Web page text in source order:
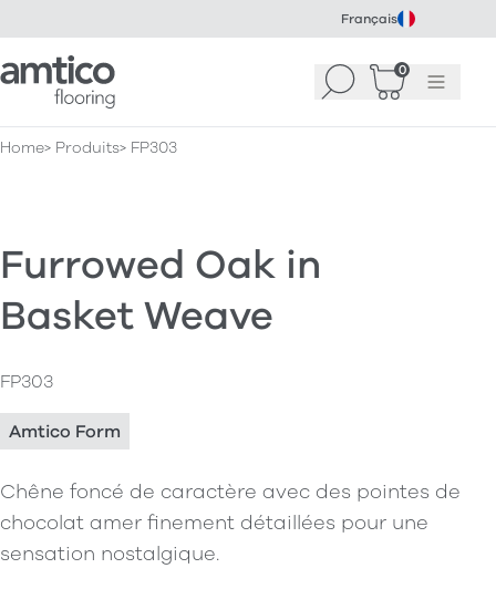
Français
Amtico Flooring Recherche
0
Panier(0)
Menu
Home Produits FP303
Furrowed Oak in
Basket Weave
FP303
Amtico Form
Chêne foncé de caractère avec des pointes de
chocolat amer finement détaillées pour une
sensation nostalgique.